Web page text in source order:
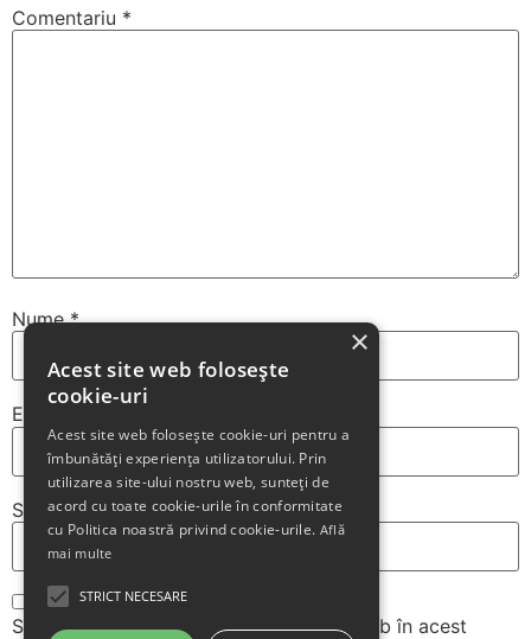
Comentariu *
Nume*
Email
Site web
Salvează-mi numele, emailul și site-ul web în acest
×
Acest site web folosește
cookie-uri
Acest site web folosește cookie-uri pentru a
îmbunătăți experiența utilizatorului. Prin
utilizarea site-ului nostru web, sunteți de
acord cu toate cookie-urile în conformitate
cu Politica noastră privind cookie-urile. Află
mai multe
STRICT NECESARE